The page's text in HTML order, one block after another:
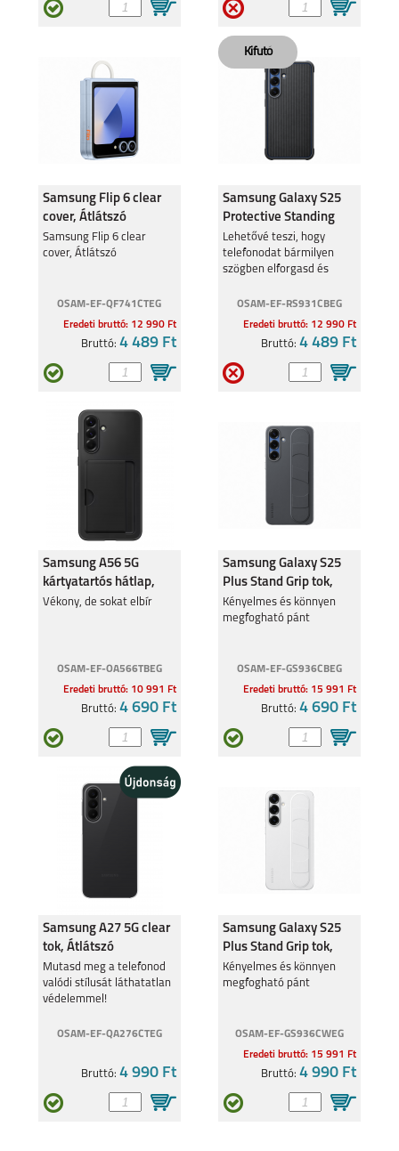
Samsung Flip 6 clear
cover, Átlátszó
Samsung Flip 6 clear
cover, Átlátszó
OSAM-EF-QF741CTEG
Eredeti bruttó: 12 990 Ft
Bruttó: 4 489 Ft
Samsung Galaxy S25
Protective Standing
cover tok, Fekete
Lehetővé teszi, hogy
telefonodat bármilyen
szögben elforgasd és
OSAM-EF-RS931CBEG
Eredeti bruttó: 12 990 Ft
Bruttó:4 489 Ft
Samsung A56 5G
kártyatartós hátlap,
Fekete
Vékony, de sokat elbír
OSAM-EF-OA566TBEG
Eredeti bruttó: 10 991 Ft
Bruttó: 4 690 Ft
Samsung Galaxy S25
Plus Stand Grip tok,
Fekete
Kényelmes és könnyen
megfogható pánt
OSAM-EF-GS936CBEG
Eredeti bruttó: 15 991 Ft
Bruttó:4 690 Ft
Samsung A27 5G clear
tok, Átlátszó
Mutasd meg a telefonod
valódi stílusát láthatatlan
védelemmel!
OSAM-EF-QA276CTEG
Bruttó: 4 990 Ft
Samsung Galaxy S25
Plus Stand Grip tok,
Fehér
Kényelmes és könnyen
megfogható pánt
OSAM-EF-GS936CWEG
Eredeti bruttó: 15 991 Ft
Bruttó:4 990 Ft